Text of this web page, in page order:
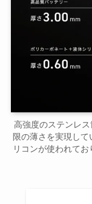
高強度のステンレ
限の薄さを実現し
リコンが使われて